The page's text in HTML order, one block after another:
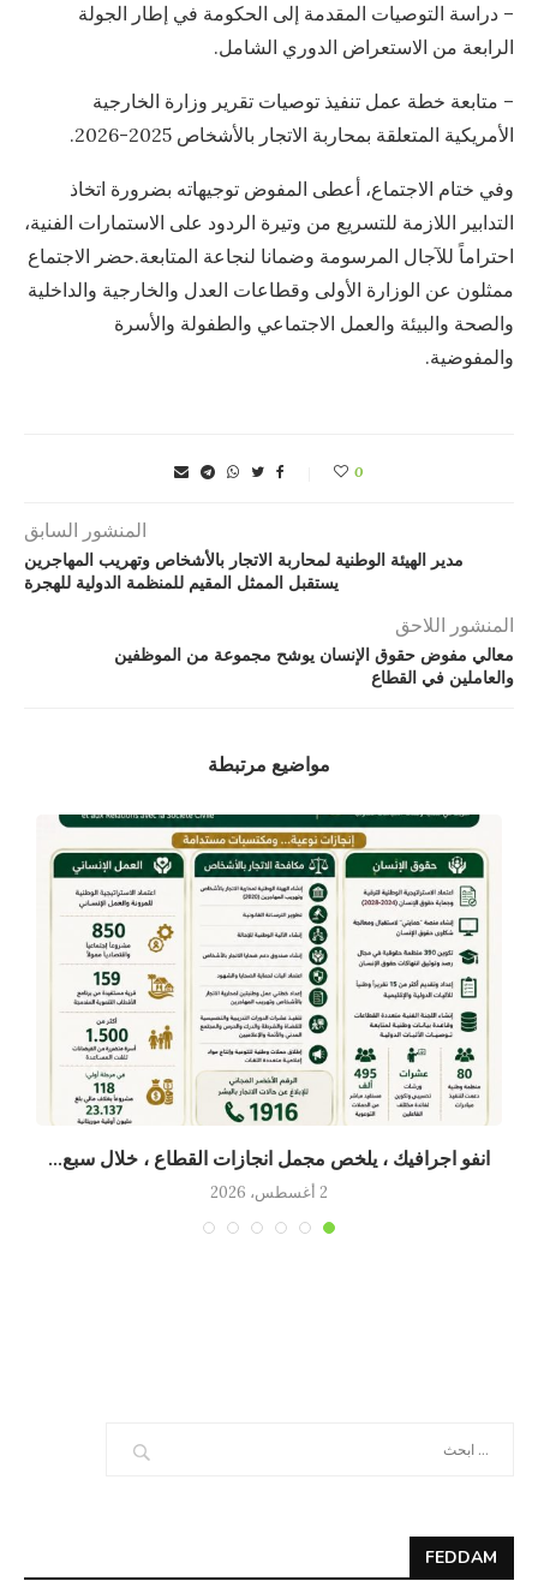
– دراسة التوصيات المقدمة إلى الحكومة في إطار الجولة
الرابعة من الاستعراض الدوري الشامل.
– متابعة خطة عمل تنفيذ توصيات تقرير وزارة الخارجية
الأمريكية المتعلقة بمحاربة الاتجار بالأشخاص 2025-2026.
وفي ختام الاجتماع، أعطى المفوض توجيهاته بضرورة اتخاذ
التدابير اللازمة للتسريع من وتيرة الردود على الاستمارات الفنية،
احتراماً للآجال المرسومة وضمانا لنجاعة المتابعة.حضر الاجتماع
ممثلون عن الوزارة الأولى وقطاعات العدل والخارجية والداخلية
والصحة والبيئة والعمل الاجتماعي والطفولة والأسرة
والمفوضية.
0
المنشور السابق
مدير الهيئة الوطنية لمحاربة الاتجار بالأشخاص وتهريب المهاجرين
يستقبل الممثل المقيم للمنظمة الدولية للهجرة
المنشور اللاحق
معالي مفوض حقوق الإنسان يوشح مجموعة من الموظفين
والعاملين في القطاع
مواضيع مرتبطة
انفو اجرافيك ، يلخص مجمل انجازات القطاع ، خلال سبع...
2 أغسطس، 2026
FEDDAM